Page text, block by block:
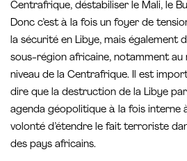
Centrafrique, déstabiliser le Mali, le
Donc c’est à la fois un foyer de
la sécurité en Libye, mais également
sous-région africaine, notamment au
niveau de la Centrafrique. Il est
dire que la destruction de la Libye
agenda géopolitique à la fois interne
volonté d’étendre le fait terroriste
des pays africains.